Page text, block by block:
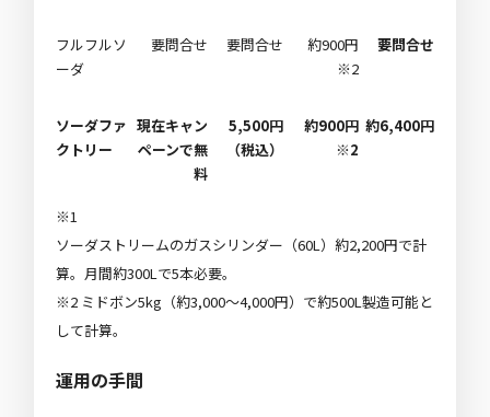
フルフルソ
ーダ
要問合せ 要問合せ
約900円
※2
要問合せ
ソーダファ
クトリー
現在キャン
ペーンで無
料
5,500円
（税込）
約900円
※2
約6,400円
※1
ソーダストリームのガスシリンダー（60L）約2,200円で計
算。月間約300Lで5本必要。
※2 ミドボン5kg（約3,000〜4,000円）で約500L製造可能と
して計算。
運用の手間